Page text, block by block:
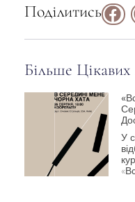
Поділитись
Більше
У